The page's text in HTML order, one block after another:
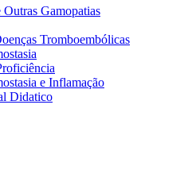
Gamopatias
Tromboembólicas
e Inflamação
Didatico